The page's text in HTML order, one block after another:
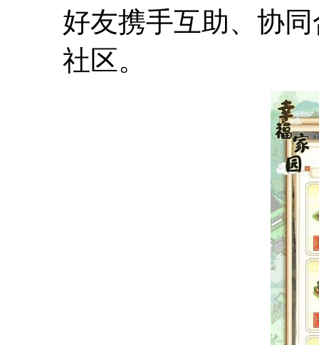
好友携手互助、协
社区。